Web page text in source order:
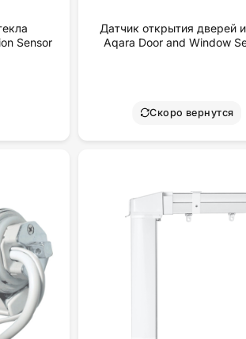
Sensor
Датчик открытия дверей
Aqara Door and Window
Скоро вернутся